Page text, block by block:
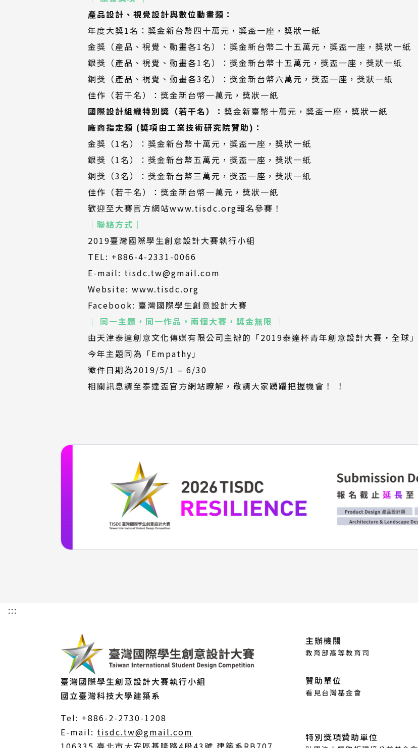
產品設計、視覺設計與數位動畫類：
年度大獎1名：獎金新台幣四十萬元，獎盃一座，獎狀一紙
金獎（產品、視覺、動畫各1名）：獎金新台幣二十五萬元，獎盃一座，獎狀一紙
銀獎（產品、視覺、動畫各1名）：獎金新台幣十五萬元，獎盃一座，獎狀一紙
銅獎（產品、視覺、動畫各3名）：獎金新台幣六萬元，獎盃一座，獎狀一紙
佳作（若干名）：獎金新台幣一萬元，獎狀一紙
國際設計組織特別獎（若干名）： 獎金新臺幣十萬元，獎盃一座，獎狀一紙
廠商指定類 (奬項由工業技術研究院贊助)：
金獎（1名）：獎金新台幣十萬元，獎盃一座，獎狀一紙
銀獎（1名）：獎金新台幣五萬元，獎盃一座，獎狀一紙
銅獎（3名）：獎金新台幣三萬元，獎盃一座，獎狀一紙
佳作（若干名）：獎金新台幣一萬元，獎狀一紙
歡迎至大賽官方網站www.tisdc.org（另
新
報名參賽！
│聯絡方式│
2019臺灣國際學生創意設計大賽執行小組
TEL: +886-4-2331-0066
E-mail: tisdc.tw@gmail.com
Website: www.tisdc.org
開
新
窗）
Facebook: 臺灣國際學生創意設計大賽
部
連
開
新
│ 同一主題，同一作品，兩個大賽，獎金無限 │
由天津泰達創意文化傳媒有限公司主辦的「2019泰達杯青年創意設計大賽・全球」
今年主題同為「Empathy」
徵件日期為2019/5/1 – 6/30
相關訊息請至泰達盃官方網站(外
（另
瞭解，敬請大家踴躍把握機會！ ！
:::
臺灣國際學生創意設計大賽執行小組
國立臺灣科技大學建築系
Tel: +886-2-2730-1208
E-mail: tisdc.tw@gmail.com
開
主辦機關
教育部高等教育司
贊助單位
看見台灣基金會
特別獎項贊助單位